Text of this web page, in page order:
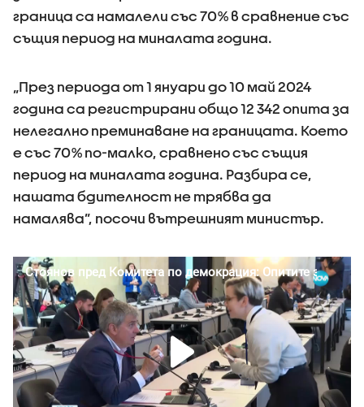
граница са намалели със 70% в сравнение със
същия период на миналата година.
„През периода от 1 януари до 10 май 2024
година са регистрирани общо 12 342 опита за
нелегално преминаване на границата. Което
е със 70% по-малко, сравнено със същия
период на миналата година. Разбира се,
нашата бдителност не трябва да
намалява”, посочи вътрешният министър.